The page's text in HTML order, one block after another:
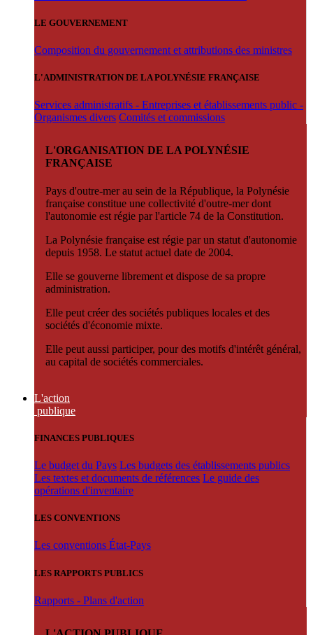
LE GOUVERNEMENT
Composition du gouvernement et attributions des ministres
L'ADMINISTRATION DE LA POLYNÉSIE FRANÇAISE
Services administratifs - Entreprises et établissements public -
Organismes divers Comités et commissions
L'ORGANISATION DE LA POLYNÉSIE
FRANÇAISE
Pays d'outre-mer au sein de la République, la Polynésie
française constitue une collectivité d'outre-mer dont
l'autonomie est régie par l'article 74 de la Constitution.
La Polynésie française est régie par un statut d'autonomie
depuis 1958. Le statut actuel date de 2004.
Elle se gouverne librement et dispose de sa propre
administration.
Elle peut créer des sociétés publiques locales et des
sociétés d'économie mixte.
Elle peut aussi participer, pour des motifs d'intérêt général,
au capital de sociétés commerciales.
L'action
publique
FINANCES PUBLIQUES
Le budget du Pays Les budgets des établissements publics
Les textes et documents de références Le guide des
opérations d'inventaire
LES CONVENTIONS
Les conventions État-Pays
LES RAPPORTS PUBLICS
Rapports - Plans d'action